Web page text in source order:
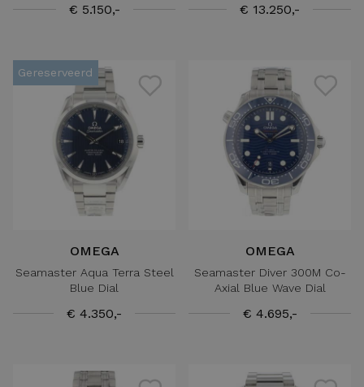
€ 5.150,- € 13.250,-
Gereserveerd
OMEGA
Seamaster Aqua Terra Steel
Blue Dial
€ 4.350,-
OMEGA
Seamaster Diver 300M Co-
Axial Blue Wave Dial
€ 4.695,-